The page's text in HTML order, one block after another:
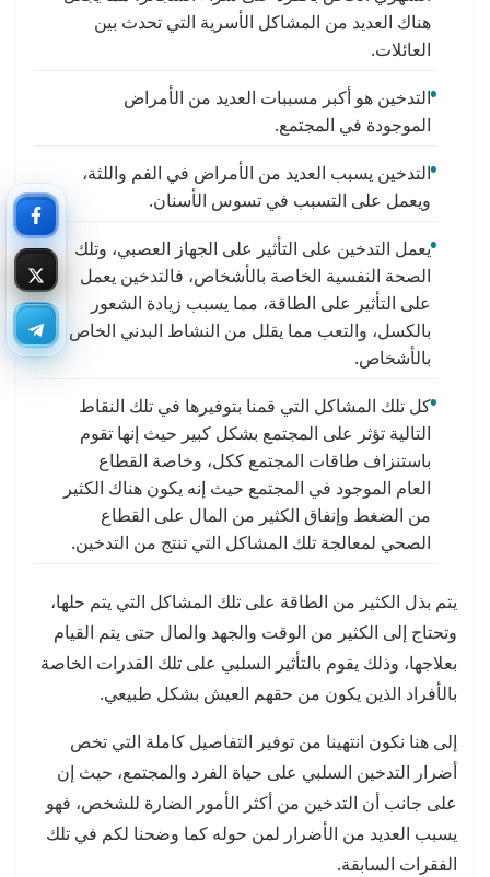
هناك العديد من المشاكل الأسرية التي تحدث بين
العائلات.
التدخين هو أكبر مسببات العديد من الأمراض
الموجودة في المجتمع.
التدخين يسبب العديد من الأمراض في الفم واللثة،
ويعمل على التسبب في تسوس الأسنان.
يعمل التدخين على التأثير على الجهاز العصبي، وتلك
الصحة النفسية الخاصة بالأشخاص، فالتدخين يعمل
على التأثير على الطاقة، مما يسبب زيادة الشعور
بالكسل، والتعب مما يقلل من النشاط البدني الخاص
بالأشخاص.
كل تلك المشاكل التي قمنا بتوفيرها في تلك النقاط
التالية تؤثر على المجتمع بشكل كبير حيث إنها تقوم
باستنزاف طاقات المجتمع ككل، وخاصة القطاع
العام الموجود في المجتمع حيث إنه يكون هناك الكثير
من الضغط وإنفاق الكثير من المال على القطاع
الصحي لمعالجة تلك المشاكل التي تنتج من التدخين.
يتم بذل الكثير من الطاقة على تلك المشاكل التي يتم حلها،
وتحتاج إلى الكثير من الوقت والجهد والمال حتى يتم القيام
بعلاجها، وذلك يقوم بالتأثير السلبي على تلك القدرات الخاصة
بالأفراد الذين يكون من حقهم العيش بشكل طبيعي.
إلى هنا نكون انتهينا من توفير التفاصيل كاملة التي تخص
أضرار التدخين السلبي على حياة الفرد والمجتمع، حيث إن
على جانب أن التدخين من أكثر الأمور الضارة للشخص، فهو
يسبب العديد من الأضرار لمن حوله كما وضحنا لكم في تلك
الفقرات السابقة.